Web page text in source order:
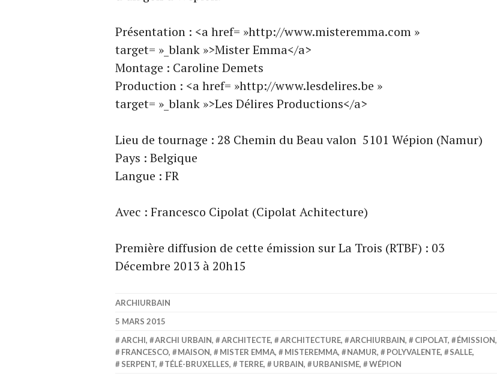
Présentation : <a href= »http://www.misteremma.com »
target= »_blank »>Mister Emma</a>
Montage : Caroline Demets
Production : <a href= »http://www.lesdelires.be »
target= »_blank »>Les Délires Productions</a>
Lieu de tournage : 28 Chemin du Beau valon 5101 Wépion (Namur)
Pays : Belgique
Langue : FR
Avec : Francesco Cipolat (Cipolat Achitecture)
Première diffusion de cette émission sur La Trois (RTBF) : 03
Décembre 2013 à 20h15
ARCHIURBAIN
5 MARS 2015
ARCHI, ARCHI URBAIN, ARCHITECTE, ARCHITECTURE, ARCHIURBAIN, CIPOLAT, ÉMISSION,
FRANCESCO, MAISON, MISTER EMMA, MISTEREMMA, NAMUR, POLYVALENTE, SALLE,
SERPENT, TÉLÉ-BRUXELLES, TERRE, URBAIN, URBANISME, WÉPION